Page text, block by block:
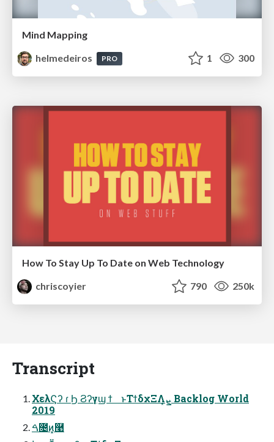
Mind Mapping
helmedeiros
PRO 1 300
How To Stay Up To Date on Web Technology
chriscoyier
790 250k
Transcript
ΧελϚʔ ɾ Ϧ Ϩʔγϣ ϯ ͱΤϯδχΞΛܨ͙ Backlog World
2019
ࠓ೔ͷ͓࿩